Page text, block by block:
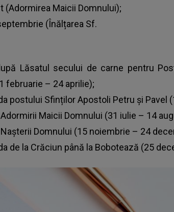
(Adormirea Maicii Domnului);
(Înălțarea Sf.
Lăsatul secului de carne pentru
februarie – 24 aprilie);
postului Sfinților Apostoli Petru și Pavel
Maicii Domnului (31 iulie – 14
Domnului (15 noiembrie – 24
de la Crăciun până la Bobotează (25